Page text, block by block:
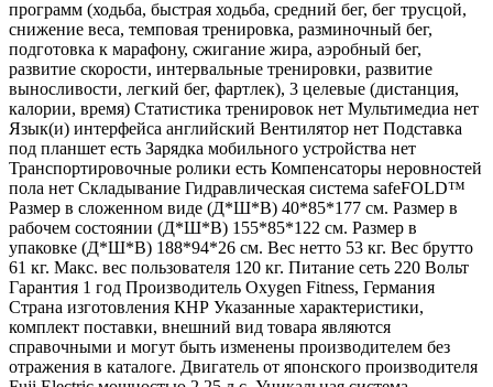
программ (ходьба, быстрая ходьба, средний бег, бег трусцой,
снижение веса, темповая тренировка, разминочный бег,
подготовка к марафону, сжигание жира, аэробный бег,
развитие скорости, интервальные тренировки, развитие
выносливости, легкий бег, фартлек), 3 целевые (дистанция,
калории, время) Статистика тренировок нет Мультимедиа нет
Язык(и) интерфейса английский Вентилятор нет Подставка
под планшет есть Зарядка мобильного устройства нет
Транспортировочные ролики есть Компенсаторы неровностей
пола нет Складывание Гидравлическая система safeFOLD™
Размер в сложенном виде (Д*Ш*В) 40*85*177 см. Размер в
рабочем состоянии (Д*Ш*В) 155*85*122 см. Размер в
упаковке (Д*Ш*В) 188*94*26 см. Вес нетто 53 кг. Вес брутто
61 кг. Макс. вес пользователя 120 кг. Питание сеть 220 Вольт
Гарантия 1 год Производитель Oxygen Fitness, Германия
Страна изготовления КНР Указанные характеристики,
комплект поставки, внешний вид товара являются
справочными и могут быть изменены производителем без
отражения в каталоге. Двигатель от японского производителя